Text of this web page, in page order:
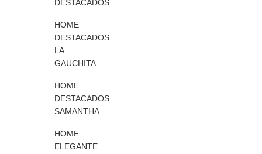
DESTACADOS
HOME
DESTACADOS
LA
GAUCHITA
HOME
DESTACADOS
SAMANTHA
HOME
ELEGANTE
L